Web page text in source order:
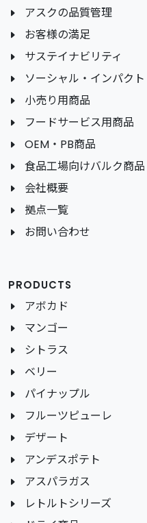
アスクの品質管理
お客様の満足
サステイナビリティ
ソーシャル・インパクト
小売り用商品
フードサービス用商品
OEM・PB商品
食品工場向けバルク商品
会社概要
拠点一覧
お問い合わせ
PRODUCTS
アボカド
マンゴー
シトラス
ベリー
パイナップル
フルーツピューレ
デザート
アンデスポテト
アスパラガス
レトルトシリーズ